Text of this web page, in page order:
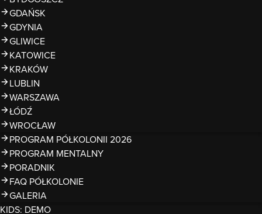
GDAŃSK
GDYNIA
GLIWICE
KATOWICE
KRAKÓW
LUBLIN
WARSZAWA
ŁÓDŹ
WROCŁAW
PROGRAM PÓŁKOLONII 2026
PROGRAM MENTALNY
PORADNIK
FAQ PÓŁKOLONIE
GALERIA
KIDS: DEMO